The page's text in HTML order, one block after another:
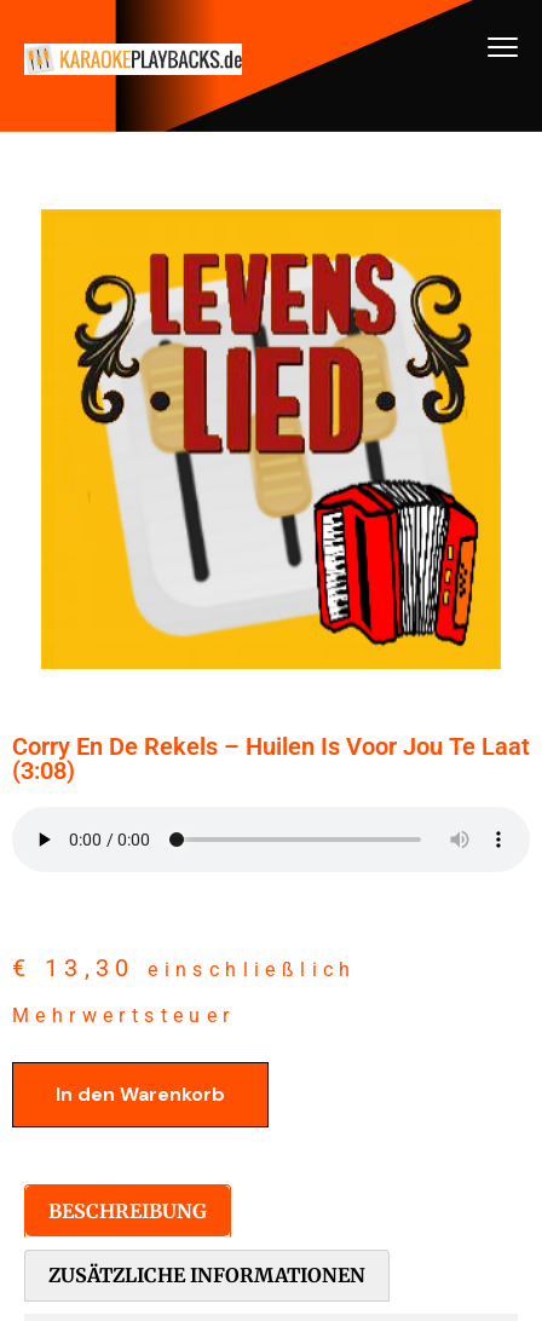
Corry En De Rekels – Huilen Is Voor Jou Te Laat
(3:08)
€ 13,30
einschließlich
Mehrwertsteuer
In den Warenkorb
BESCHREIBUNG
ZUSÄTZLICHE INFORMATIONEN